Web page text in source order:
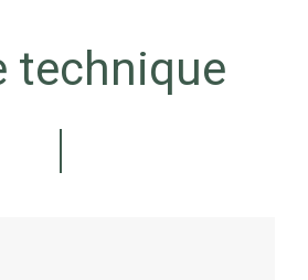
technique